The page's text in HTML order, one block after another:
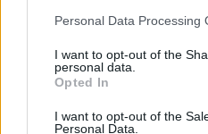
Please note that this website/
not limited to your visit or
grant or deny consent to
use your data for below
consent section.
Personal Data Processing
I want to opt-out of the
personal data.
Opted In
I want to opt-out of the
Personal Data.
Tulkaremben Ghassan
szökés számos
egy másik fogoly
börtönből szökött meg
keresztül, amelyet